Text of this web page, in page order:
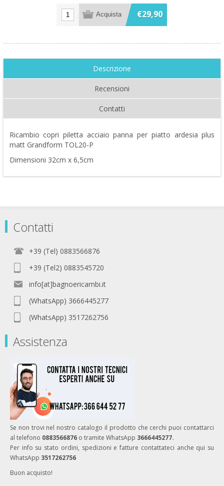
€29,90
Descrizione
Recensioni
Contatti
Ricambio copri piletta acciaio panna per piatto ardesia plus
matt Grandform TOL20-P
Dimensioni 32cm x 6,5cm
Contatti
+39 (Tel) 0883566876
+39 (Tel2) 0883545720
info[at]bagnoericambi.it
(WhatsApp) 3666445277
(WhatsApp) 3517262756
Assistenza
Se non trovi nel nostro catalogo il prodotto che cerchi puoi contattarci
al telefono 0883566876 o tramite WhatsApp 3666445277.
Per info su stato ordini, spedizioni e fatture contattateci anche qui su
WhatsApp 3517262756
Buon acquisto!